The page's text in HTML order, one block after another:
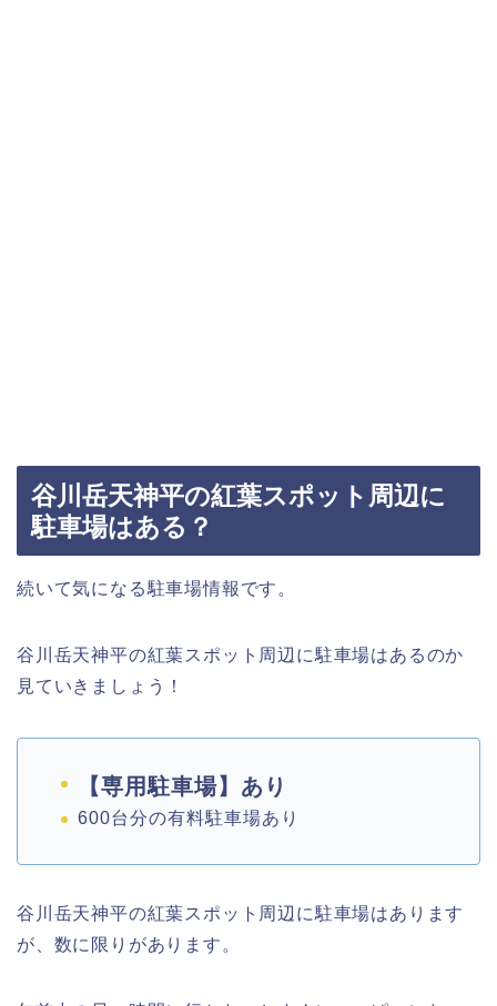
谷川岳天神平の紅葉スポット周辺に
駐車場はある？
続いて気になる駐車場情報です。
谷川岳天神平の紅葉スポット周辺に駐車場はあるのか
見ていきましょう！
【専用駐車場】あり
600台分の有料駐車場あり
谷川岳天神平の紅葉スポット周辺に駐車場はあります
が、数に限りがあります。